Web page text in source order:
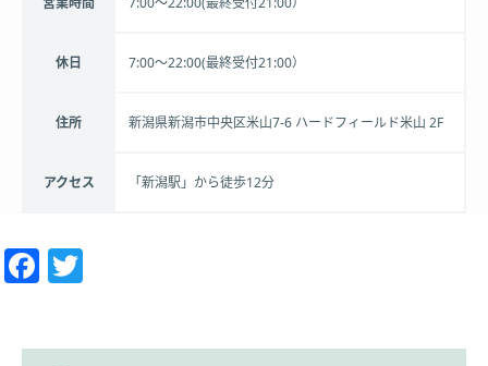
休日 7:00〜22:00(最終受付21:00）
住所 新潟県新潟市中央区米山7-6 ハードフィールド米山 2F
アクセス 「新潟駅」から徒歩12分
Facebook